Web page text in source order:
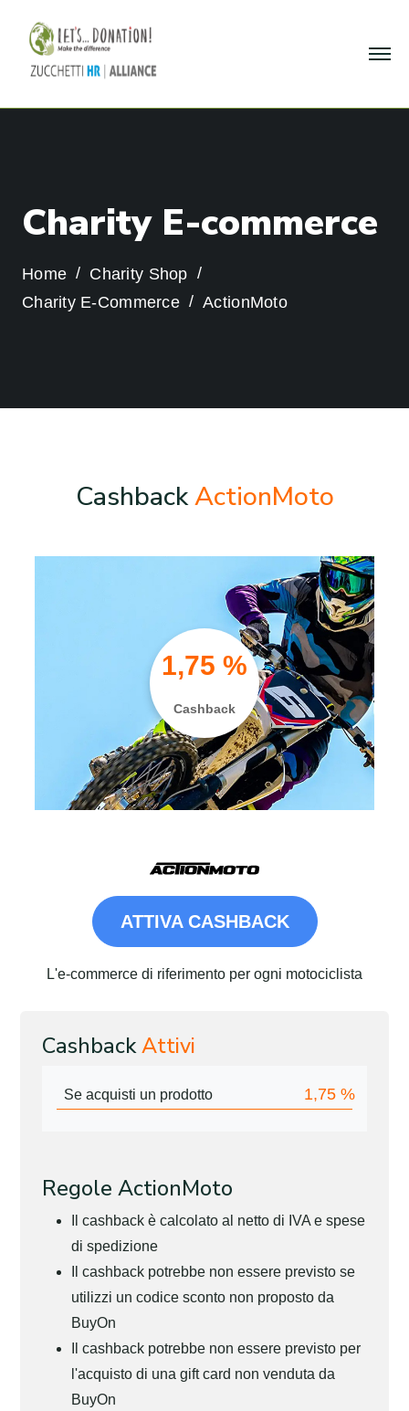
Charity E-commerce
Home
Charity Shop
Charity E-Commerce
ActionMoto
CashbackActionMoto
1,75 %
Cashback
ATTIVA CASHBACK
L'e-commerce di riferimento per ogni motociclista
CashbackAttivi
Se acquisti un prodotto 1,75 %
Regole ActionMoto
Il cashback è calcolato al netto di IVA e spese
di spedizione
Il cashback potrebbe non essere previsto se
utilizzi un codice sconto non proposto da
BuyOn
Il cashback potrebbe non essere previsto per
l'acquisto di una gift card non venduta da
BuyOn